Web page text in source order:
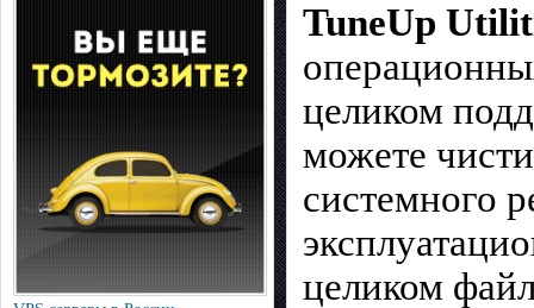
TuneUp
целиком
можете
системного
целиком